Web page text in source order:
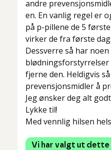
andre
en. En vanlig regel er
på p-pillene de 5
virker de fra første dag.
Dessverre så har noen
blødningsforstyrrelser
fjerne den. Heldigvis
prevensjonsmidler å
Jeg ønsker deg alt
Lykke til!
Med vennlig hilsen
Vi har valgt ut